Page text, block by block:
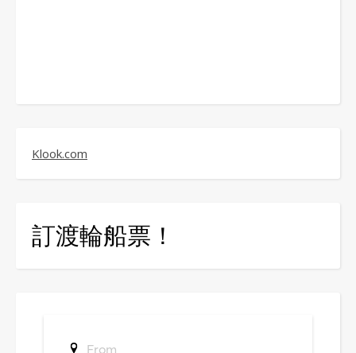
Klook.com
訂渡輪船票！